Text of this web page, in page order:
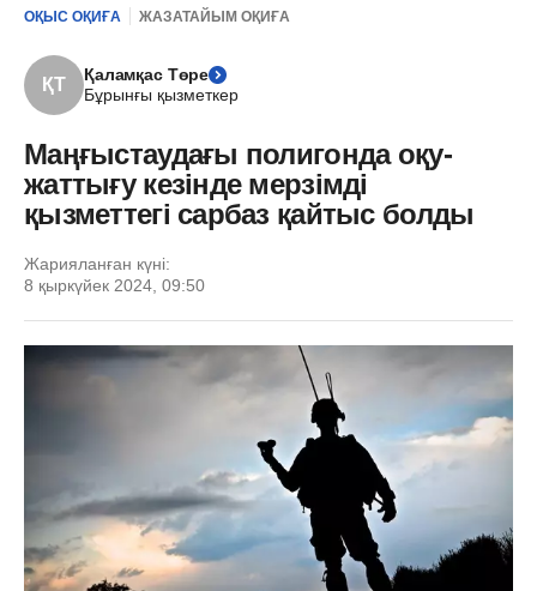
ОҚЫС ОҚИҒА ЖАЗАТАЙЫМ ОҚИҒА
ҚТ
Қаламқас Төре
Бұрынғы қызметкер
Маңғыстаудағы полигонда оқу-
жаттығу кезінде мерзімді
қызметтегі сарбаз қайтыс болды
Жарияланған күні:
8 қыркүйек 2024, 09:50